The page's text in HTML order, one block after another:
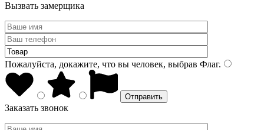
Вызвать замерщика
Пожалуйста, докажите, что вы человек, выбрав Флаг.
Заказать звонок